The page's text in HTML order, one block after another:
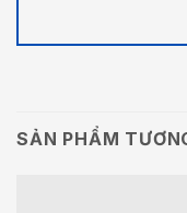
SẢN PHẨM